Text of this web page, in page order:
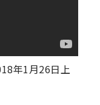
年1月26日上